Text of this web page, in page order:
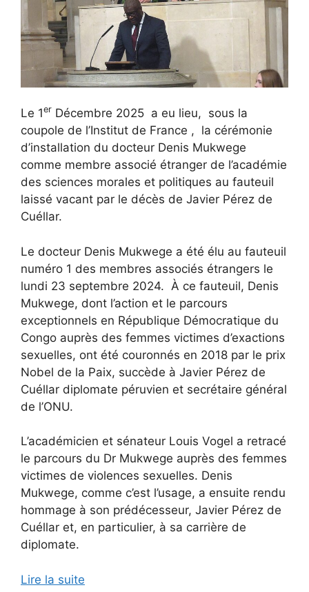
Le 1er Décembre 2025 a eu lieu, sous la
coupole de l’Institut de France , la cérémonie
d’installation du docteur Denis Mukwege
comme membre associé étranger de l’académie
des sciences morales et politiques au fauteuil
laissé vacant par le décès de Javier Pérez de
Cuéllar.
Le docteur Denis Mukwege a été élu au fauteuil
numéro 1 des membres associés étrangers le
lundi 23 septembre 2024. À ce fauteuil, Denis
Mukwege, dont l’action et le parcours
exceptionnels en République Démocratique du
Congo auprès des femmes victimes d’exactions
sexuelles, ont été couronnés en 2018 par le prix
Nobel de la Paix, succède à Javier Pérez de
Cuéllar diplomate péruvien et secrétaire général
de l’ONU.
L’académicien et sénateur Louis Vogel a retracé
le parcours du Dr Mukwege auprès des femmes
victimes de violences sexuelles. Denis
Mukwege, comme c’est l’usage, a ensuite rendu
hommage à son prédécesseur, Javier Pérez de
Cuéllar et, en particulier, à sa carrière de
diplomate.
Lire la suite